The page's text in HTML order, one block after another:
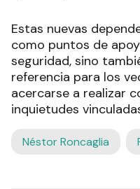
Estas nuevas
como puntos de
seguridad, sino
referencia para los
acercarse a realizar
inquietudes
Néstor Roncaglia